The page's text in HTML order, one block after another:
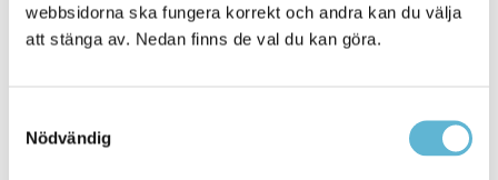
webbsidorna ska fungera korrekt och andra kan du välja
att stänga av. Nedan finns de val du kan göra.
Nödvändig
Insättning av pengar till angivet konto görs senast i juni
2021.
Om du har frågor kan du kontakta förbundskansliet via e-